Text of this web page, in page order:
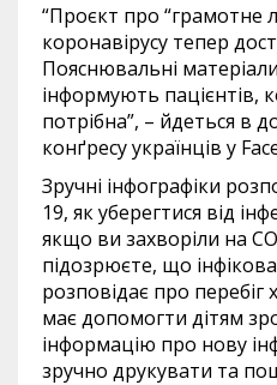
“Проєкт про “грамотне
коронавірусу тепер
Пояснювальні
інформують пацієнтів,
потрібна”, – йдеться в
конґресу українців у
Зручні інфографіки
19, як уберегтися від
якщо ви захворіли на
підозрюєте, що
розповідає про перебіг
має допомогти дітям
інформацію про нову
зручно друкувати та